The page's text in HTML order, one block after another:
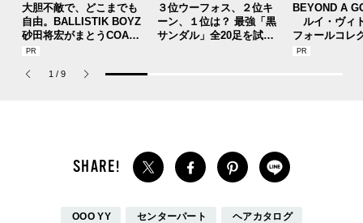
大胆不敵で、どこまでも
自由。BALLISTIK BOYZ
砂田将宏がまとうCOACH
の新作フレグランス「コ
パルファム」
３位ウーフォス、２位キ
ーン、１位は？ 最強「黒
サンダル」全20足を試着
BEYOND A
ルイ・ヴィ
フォールコレ
描くプレッピ
1 / 9
OOO YY センターパート ヘアカタログ